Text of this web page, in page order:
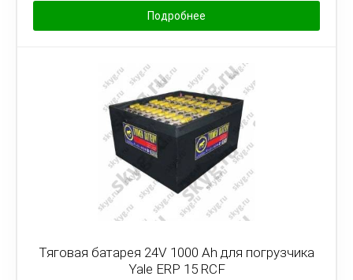
Подробнее
Тяговая батарея 24V 1000 Ah для погрузчика
Yale ERP 15 RCF